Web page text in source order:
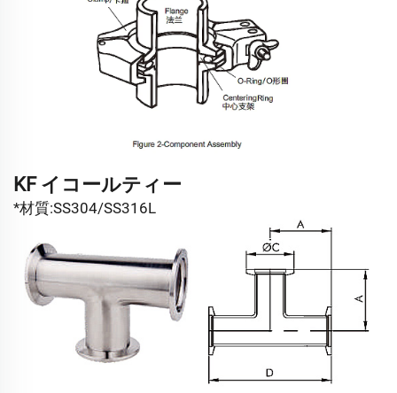
KF イコールティー
*材質:SS304/SS316L